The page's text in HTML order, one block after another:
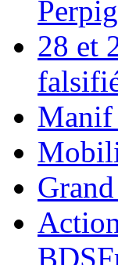
28 et
Manif